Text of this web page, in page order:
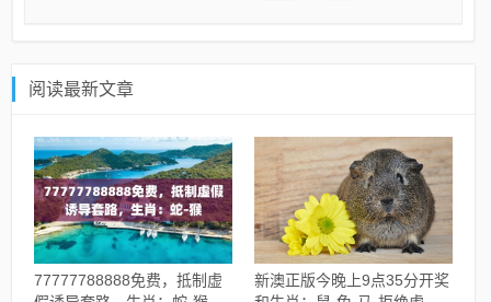
阅读最新文章
77777788888免费，抵制虚
新澳正版今晚上9点35分开奖